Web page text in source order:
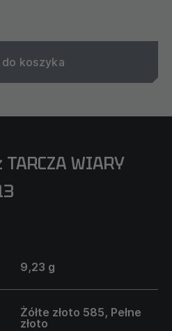
do koszyka
WIARY
9,23 g
Żółte złoto 585, Pełne
złoto